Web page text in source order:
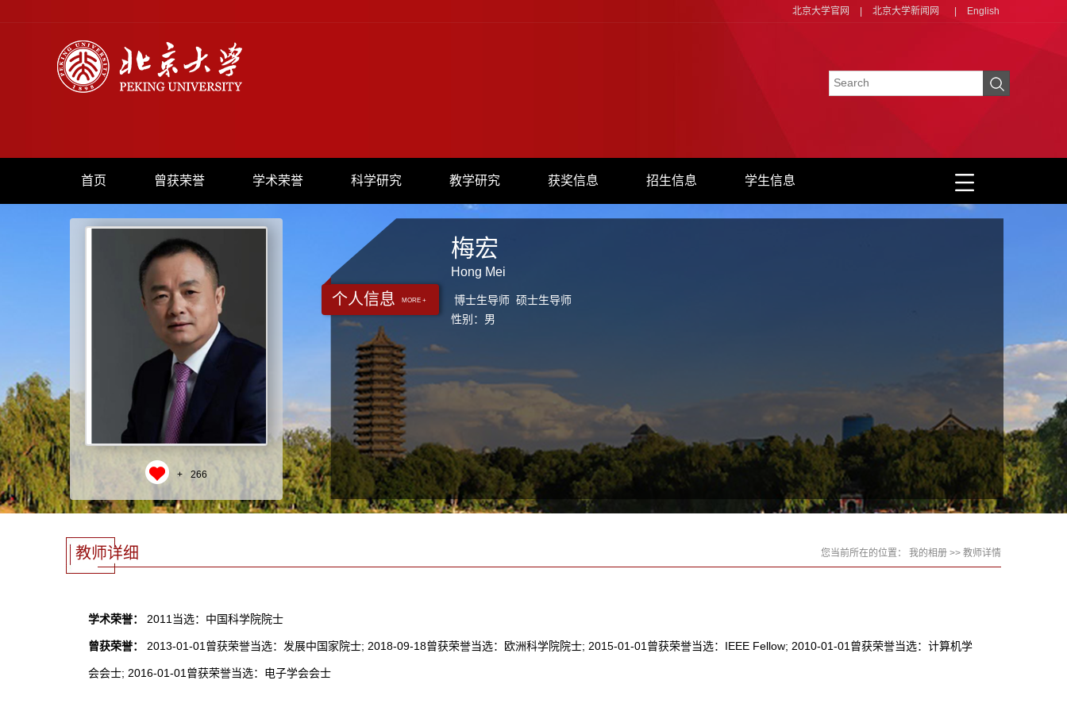
北京大学官网 北京大学新闻网 English
首页 曾获荣誉 学术荣誉 科学研究 教学研究 获奖信息 招生信息 学生信息
+ 266
个人信息 MORE +
梅宏
Hong Mei
博士生导师 硕士生导师
性别：男
教师详细 您当前所在的位置： 我的相册 >> 教师详情
学术荣誉： 2011当选：中国科学院院士
曾获荣誉： 2013-01-01曾获荣誉当选：发展中国家院士; 2018-09-18曾获荣誉当选：欧洲科学院院士; 2015-01-01曾获荣誉当选：IEEE Fellow; 2010-01-01曾获荣誉当选：计算机学
会会士; 2016-01-01曾获荣誉当选：电子学会会士